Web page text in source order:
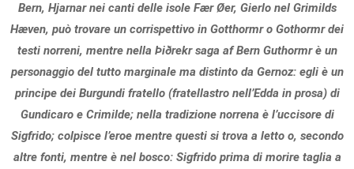
Bern, Hjarnar nei canti delle isole Fær Øer, Gierlo nel Grimilds
Hæven, può trovare un corrispettivo in Gotthormr o Gothormr dei
testi norreni, mentre nella Þiðrekr saga af Bern Guthormr è un
personaggio del tutto marginale ma distinto da Gernoz: egli è un
principe dei Burgundi fratello (fratellastro nell’Edda in prosa) di
Gundicaro e Crimilde; nella tradizione norrena è l’uccisore di
Sigfrido; colpisce l’eroe mentre questi si trova a letto o, secondo
altre fonti, mentre è nel bosco: Sigfrido prima di morire taglia a